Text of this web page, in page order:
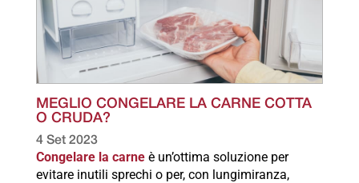
MEGLIO CONGELARE LA CARNE COTTA
O CRUDA?
4 Set 2023
Congelare la carneè un’ottima soluzione per
evitare inutili sprechi o per, con lungimiranza,